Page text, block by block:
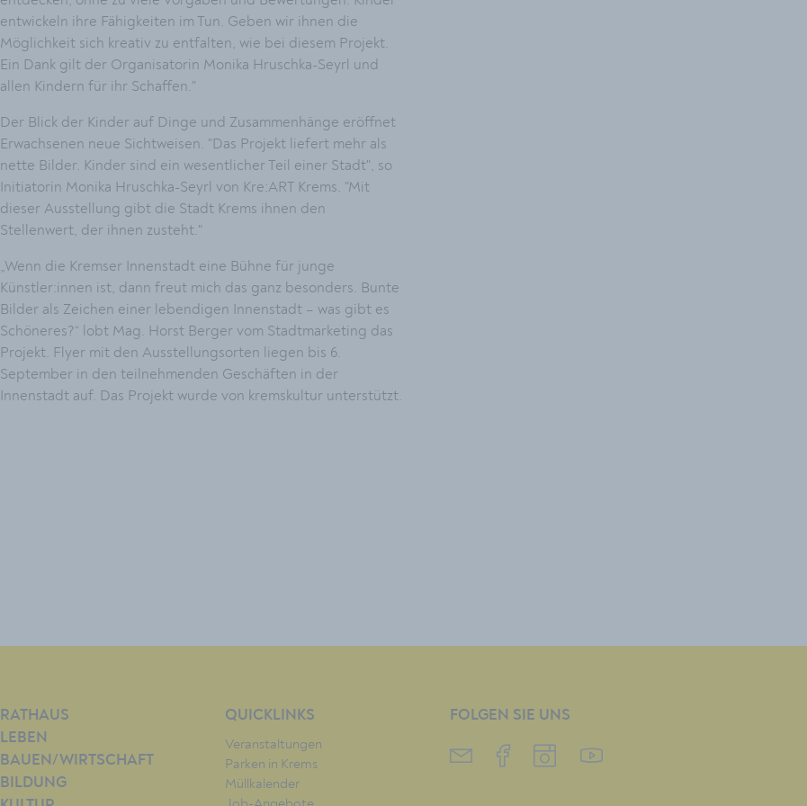
entwickeln ihre Fähigkeiten im Tun. Geben wir ihnen die
Möglichkeit sich kreativ zu entfalten, wie bei diesem Projekt.
Ein Dank gilt der Organisatorin Monika Hruschka-Seyrl und
allen Kindern für ihr Schaffen."
Der Blick der Kinder auf Dinge und Zusammenhänge eröffnet
Erwachsenen neue Sichtweisen. "Das Projekt liefert mehr als
nette Bilder. Kinder sind ein wesentlicher Teil einer Stadt", so
Initiatorin Monika Hruschka-Seyrl von Kre:ART Krems. "Mit
dieser Ausstellung gibt die Stadt Krems ihnen den
Stellenwert, der ihnen zusteht."
„Wenn die Kremser Innenstadt eine Bühne für junge
Künstler:innen ist, dann freut mich das ganz besonders. Bunte
Bilder als Zeichen einer lebendigen Innenstadt – was gibt es
Schöneres?“ lobt Mag. Horst Berger vom Stadtmarketing das
Projekt. Flyer mit den Ausstellungsorten liegen bis 6.
September in den teilnehmenden Geschäften in der
Innenstadt auf. Das Projekt wurde von kremskultur unterstützt.
RATHAUS
LEBEN
BAUEN/WIRTSCHAFT
BILDUNG
QUICKLINKS
Veranstaltungen
Parken in Krems
Müllkalender
FOLGEN SIE UNS